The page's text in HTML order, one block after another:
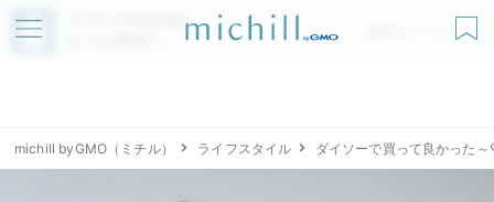
アプリでmichillが
無料ダウンロード
michill byGMO（ミチル） ライフスタイル ダイソーで買って良かった